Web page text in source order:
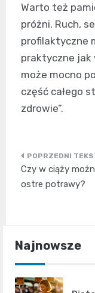
Warto też
próżni. Ruch,
profilaktyczne
praktyczne jak
może mocno
część całego
zdrowie”.
Nawigacja
wpisu
Czy w ciąży
ostre potrawy?
Najnowsze